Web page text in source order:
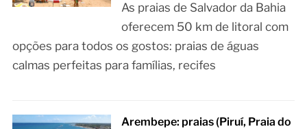
As praias de Salvador da Bahia
oferecem 50 km de litoral com
opções para todos os gostos: praias de águas
calmas perfeitas para famílias, recifes
Arembepe: praias (Piruí, Praia do